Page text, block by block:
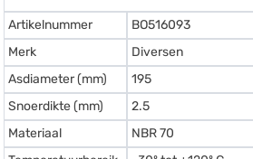
Artikelnummer
BO516093
Merk
Diversen
Asdiameter (mm)
195
Snoerdikte (mm)
2.5
Materiaal
NBR 70